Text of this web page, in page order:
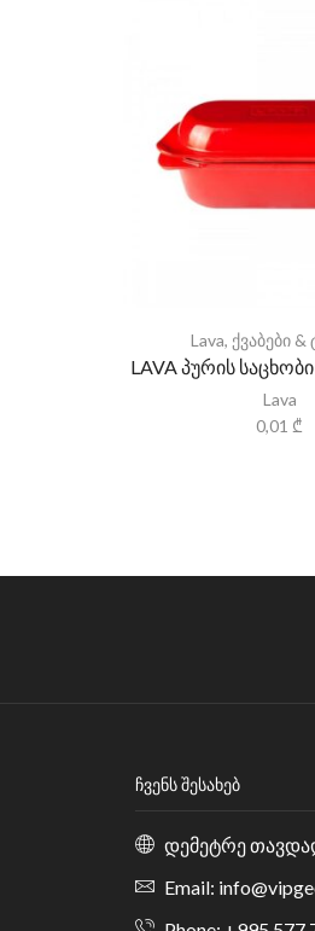
Lava, ქვაბები
LAVA პურის
Lava
0,01 ₾
ᲩᲕᲔᲜᲡ ᲨᲔᲡᲐᲮᲔᲑ
დემეტრე
Email: